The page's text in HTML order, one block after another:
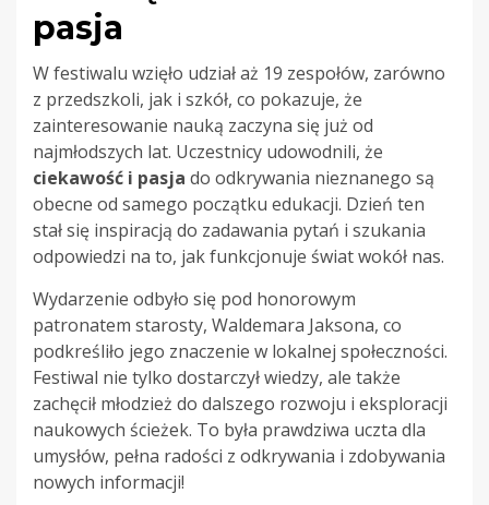
pasja
W festiwalu wzięło udział aż 19 zespołów, zarówno
z przedszkoli, jak i szkół, co pokazuje, że
zainteresowanie nauką zaczyna się już od
najmłodszych lat. Uczestnicy udowodnili, że
ciekawość i pasja do odkrywania nieznanego są
obecne od samego początku edukacji. Dzień ten
stał się inspiracją do zadawania pytań i szukania
odpowiedzi na to, jak funkcjonuje świat wokół nas.
Wydarzenie odbyło się pod honorowym
patronatem starosty, Waldemara Jaksona, co
podkreśliło jego znaczenie w lokalnej społeczności.
Festiwal nie tylko dostarczył wiedzy, ale także
zachęcił młodzież do dalszego rozwoju i eksploracji
naukowych ścieżek. To była prawdziwa uczta dla
umysłów, pełna radości z odkrywania i zdobywania
nowych informacji!